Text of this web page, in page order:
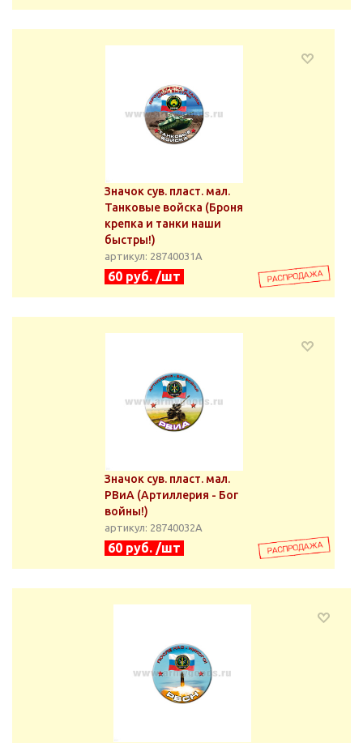
Значок сув. пласт. мал.
Танковые войска (Броня
крепка и танки наши
быстры!)
артикул: 28740031А
60 руб. /шт
Значок сув. пласт. мал.
РВиА (Артиллерия - Бог
войны!)
артикул: 28740032А
60 руб. /шт